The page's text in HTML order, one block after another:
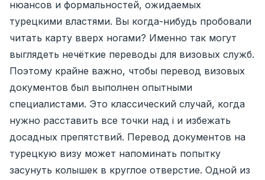
нюансов и формальностей, ожидаемых
турецкими властями. Вы когда-нибудь пробовали
читать карту вверх ногами? Именно так могут
выглядеть нечёткие переводы для визовых служб.
Поэтому крайне важно, чтобы перевод визовых
документов был выполнен опытными
специалистами. Это классический случай, когда
нужно расставить все точки над i и избежать
досадных препятствий. Перевод документов на
турецкую визу может напоминать попытку
засунуть колышек в круглое отверстие. Одной из